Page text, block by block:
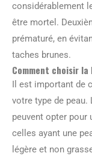
considérablement
être mortel.
prématuré, en
taches brunes.
Comment choisir la
Il est important de
votre type de peau.
peuvent opter pour
celles ayant une
légère et non